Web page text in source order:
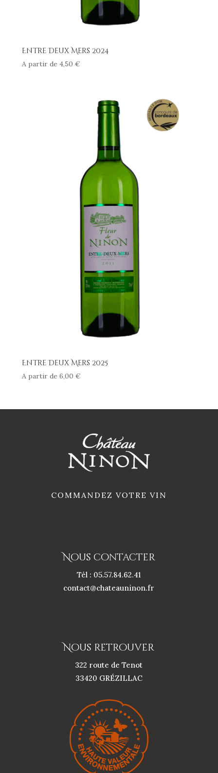
Entre Deux Mers 2024
A partir de 4,50 €
Entre Deux Mers 2025
A partir de 6,00 €
COMMANDEZ VOTRE VIN
Nous contacter
Tél : 05.57.84.62.41
contact@chateauninon.fr
Nous retrouver
322 route de Tenot
33420 GRÉZILLAC